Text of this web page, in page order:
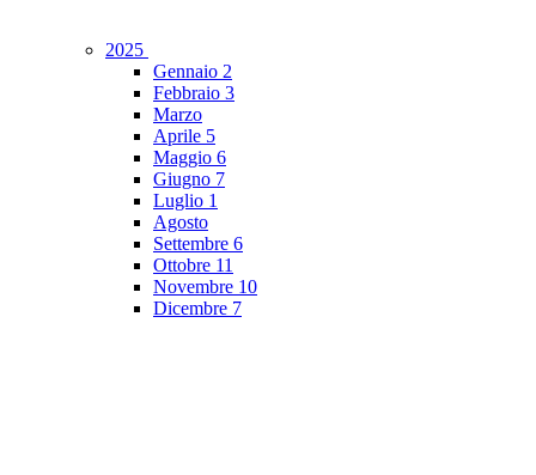
2025
Gennaio 2
Febbraio 3
Marzo
Aprile 5
Maggio 6
Giugno 7
Luglio 1
Agosto
Settembre 6
Ottobre 11
Novembre 10
Dicembre 7